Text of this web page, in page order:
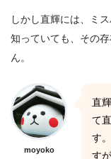
しかし直輝には、ミ
知っていても、その
ん。
moyoko
直
て
す
す